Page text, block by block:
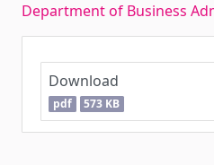
Department of Business
Download
pdf 573 KB